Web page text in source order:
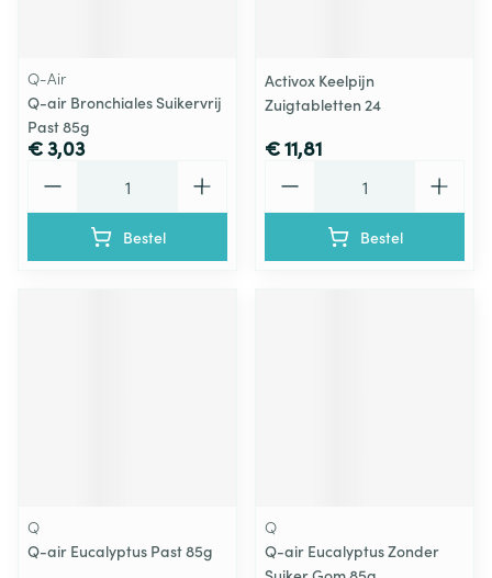
Q-Air
Q-air Bronchiales Suikervrij
Past 85g
€ 3,03
Bestel
Activox Keelpijn
Zuigtabletten 24
€ 11,81
Bestel
Q
Q-air Eucalyptus Past 85g
Q
Q-air Eucalyptus Zonder